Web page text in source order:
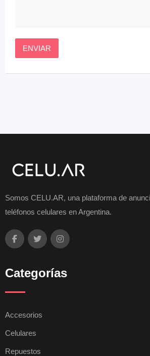
Somos CELU.AR, una plataforma de
teléfonos celulares en Argentina.
Categorías
Accesorios
Celulares
Repuestos